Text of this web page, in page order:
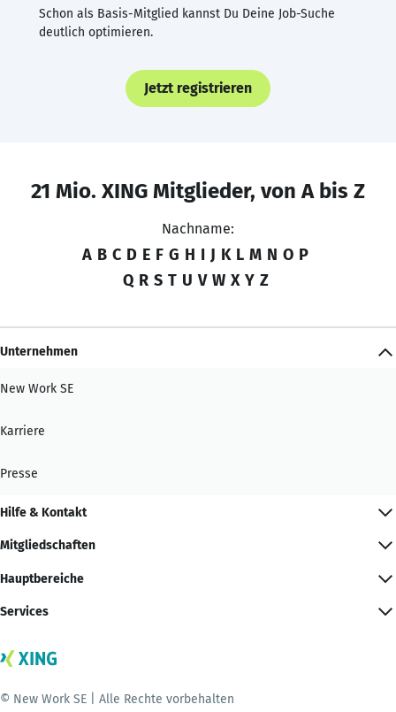
Schon als Basis-Mitglied kannst Du Deine Job-Suche
deutlich optimieren.
Jetzt registrieren
21 Mio. XING Mitglieder, von A bis Z
Nachname:
A B C D E F G H I J K L M N O P
Q R S T U V W X Y Z
Unternehmen
New Work SE
Karriere
Presse
Hilfe & Kontakt
Mitgliedschaften
Hauptbereiche
Services
© New Work SE | Alle Rechte vorbehalten